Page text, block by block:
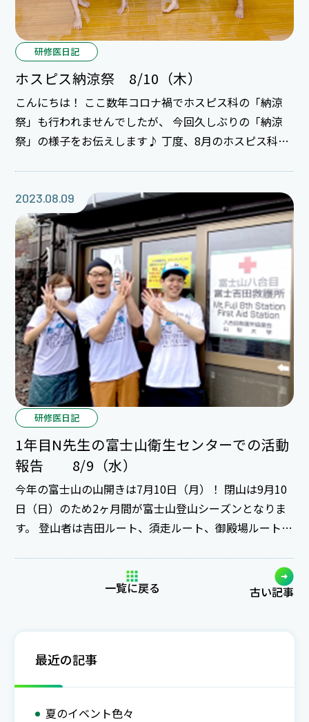
研修医日記
ホスピス納涼祭 8/10（木）
こんにちは！ ここ数年コロナ禍でホスピス科の「納涼
祭」も行われませんでしたが、 今回久しぶりの「納涼
祭」の様子をお伝えします♪ 丁度、8月のホスピス科に
うですっ。 会場となるホスピス科内にある談話室や礼
拝堂にはお祭りの雰囲気を出すために スタッフの方々
が様々な飾り付けをしてくださっていました。さぁ、お
次は先生方のフラダンスタイムです。 7名のダンサーが
礼拝堂に入場するやいなやパァ～と明るい雰囲気に包ま
れました♪ 皆違う色の「パウスカート」を身に纏いス
タンバイ☆ 曲が流
2023.08.09
研修医日記
1年目N先生の富士山衛生センターでの活動
報告 8/9（水）
今年の富士山の山開きは7月10日（月）！ 閉山は9月10
日（日）のため2ヶ月間が富士山登山シーズンとなりま
す。 登山者は吉田ルート、須走ルート、御殿場ルート、
頂するそうで、昨年はなんと約16万人の登山者が富士山
の元看護師Kさん（真ん中）と3人の診療チームで活動し
ました! 吐き気や嘔吐、めまい、頭痛を伴って脱水状態
一覧に戻る 古い記事
最近の記事
夏のイベント色々